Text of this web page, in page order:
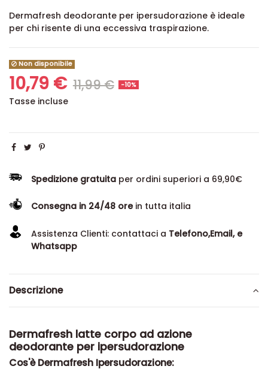
Dermafresh deodorante per ipersudorazione è ideale
per chi risente di una eccessiva traspirazione.
Non disponibile
10,79 € 11,99 € -10%
Tasse incluse
Spedizione gratuita per ordini superiori a 69,90€
Consegna in 24/48 orein tutta italia
Assistenza Clienti: contattaci a Telefono,Email, e
Whatsapp
Descrizione
Dermafresh latte corpo ad azione
deodorante per ipersudorazione
Cos'è Dermafresh Ipersudorazione: